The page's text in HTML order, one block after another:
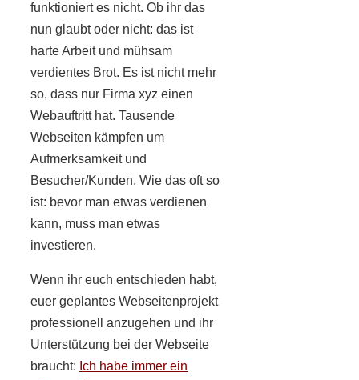
funktioniert es nicht. Ob ihr das
nun glaubt oder nicht: das ist
harte Arbeit und mühsam
verdientes Brot. Es ist nicht mehr
so, dass nur Firma xyz einen
Webauftritt hat. Tausende
Webseiten kämpfen um
Aufmerksamkeit und
Besucher/Kunden. Wie das oft so
ist: bevor man etwas verdienen
kann, muss man etwas
investieren.
Wenn ihr euch entschieden habt,
euer geplantes Webseitenprojekt
professionell anzugehen und ihr
Unterstützung bei der Webseite
braucht: Ich habe immer ein